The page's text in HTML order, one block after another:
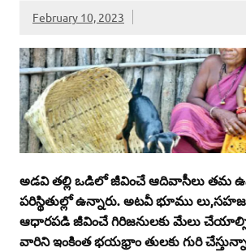
February 10, 2023
అడవి తల్లి ఒడిలో జీవించే ఆదివాసీలు తమ
పరిస్థితుల్లో ఉన్నారు. అటవీ భూము
ఆధారపడి జీవించే గిరిజనులకు మేలు
వారిని ఇంకింత భయభ్రాం తులకు గురి